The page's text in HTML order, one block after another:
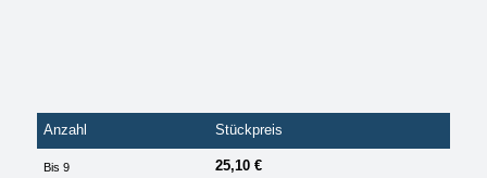
Anzahl Stückpreis
Bis9 25,10 €